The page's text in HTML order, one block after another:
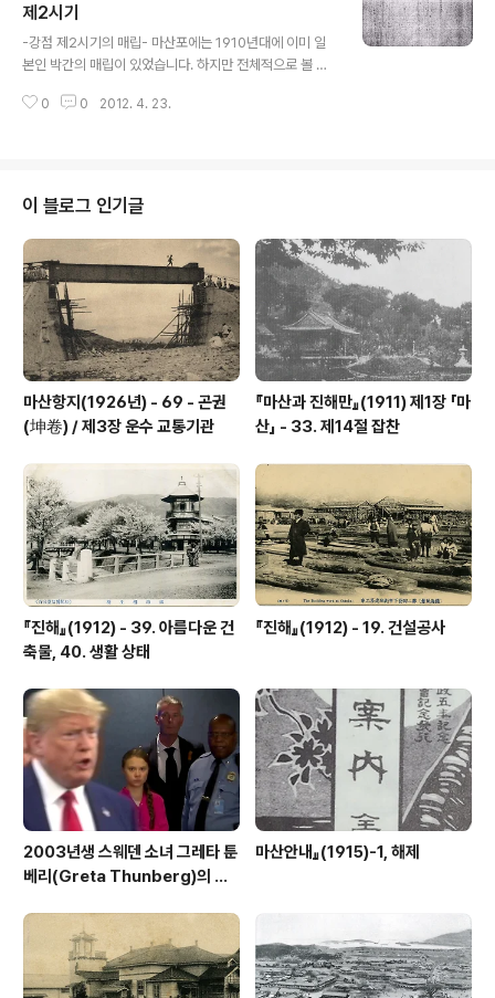
류」의 「문서번호87-193, 필름번호87-560」을 참고하였
으며 서류에는 아래와 같은 도면이 첨부되어 있었습니다.
위치는 현재 경남은행 신마산지점 남쪽 건너편 일대입니
동 1가 5번지에서 46번지의 1에 이르는 4,663평을 비롯
제2시기
-강점 제2시기의 매립- 마산포에는 1910년대에 이미 일
본인 박간의 매립이 있었습니다. 하지만 전체적으로 볼 때,
어 해방 때까지 이어졌다고 볼 수 있습니다. 이 시기에 매립
20년대 벽두에 시작된 국내 공업시설 확충 붐과 연결시켜
생각하면 이해가 되실 겁니다. 1920년대(강점 제2시기)
매립착공은 많았지만 준공된 곳은 마산포 두 군데, 신마산
한 군데 모두 세 곳이었습니다. 하나하나 살펴보겠습니다.
1920년대 첫번째 매립입니다. 전 동성동 사무소와 그 주
변인 남성동 30-1번지의..
0 0 2012. 4. 23.
이 블로그 인기글
마산항지(1926년) - 69 - 곤권
(坤卷) / 제3장 운수 교통기관
『마산과 진해만』(1911) 제1장 「마
산」 - 33. 제14절 잡찬
『진해』(1912) - 39. 아름다운 건
축물, 40. 생활 상태
『진해』(1912) - 19. 건설공사
2003년생 스웨덴 소녀 그레타 툰
베리(Greta Thunberg)의 외
마산안내』(1915)-1, 해제